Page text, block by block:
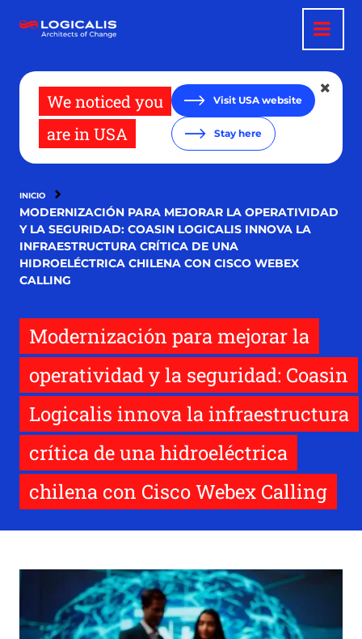
contenido
We noticed you
are in USA
Visit USA website
Stay here
INICIO
MODERNIZACIÓN PARA MEJORAR LA OPERATIVIDAD
Y LA SEGURIDAD: COASIN LOGICALIS INNOVA LA
INFRAESTRUCTURA CRÍTICA DE UNA
HIDROELÉCTRICA CHILENA CON CISCO WEBEX
CALLING
Modernización para mejorar la
operatividad y la seguridad: Coasin
Logicalis innova la infraestructura
crítica de una hidroeléctrica
chilena con Cisco Webex Calling